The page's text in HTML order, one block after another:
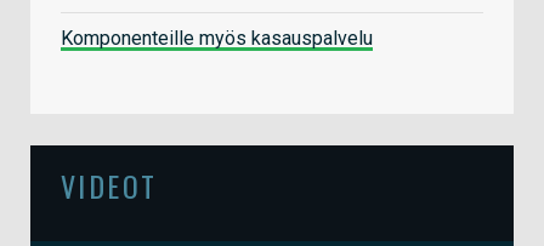
Komponenteille myös kasauspalvelu
VIDEOT